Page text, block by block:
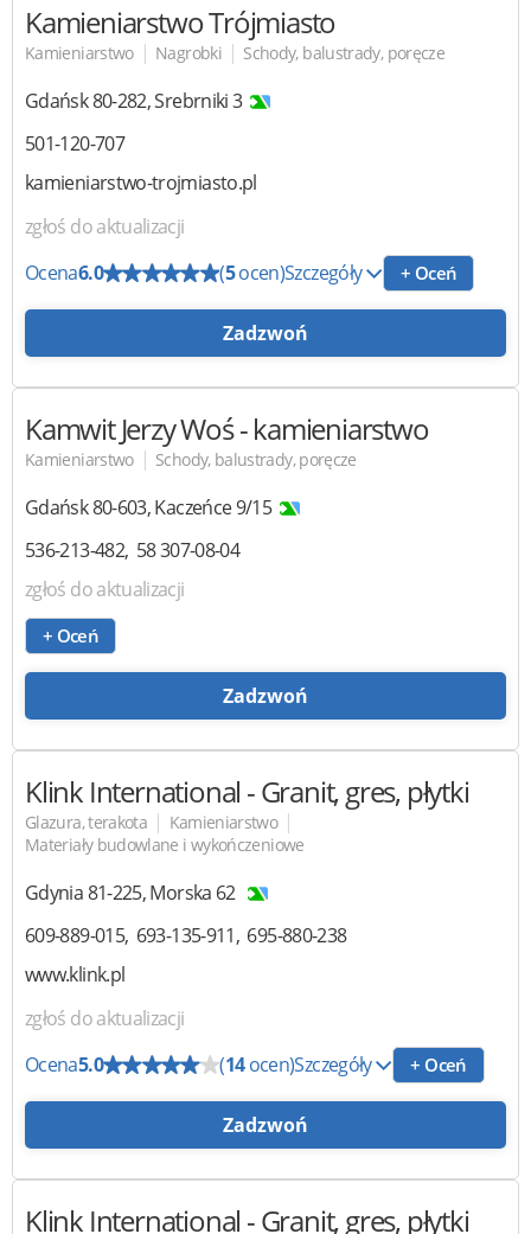
Kamieniarstwo Trójmiasto
Kamieniarstwo | Nagrobki | Schody, balustrady, poręcze
Gdańsk80-282,Srebrniki 3
501-120-707
kamieniarstwo-trojmiasto.pl
zgłoś do aktualizacji
Ocena6.0 (5ocen)Szczegóły + Oceń
Zadzwoń
Kamwit Jerzy Woś- kamieniarstwo
Kamieniarstwo | Schody, balustrady, poręcze
Gdańsk80-603,Kaczeńce 9/15
536-213-482 58 307-08-04
zgłoś do aktualizacji
+ Oceń
Zadzwoń
Klink International - Granit, gres, płytki
Glazura, terakota | Kamieniarstwo |
Materiały budowlane i wykończeniowe
Gdynia81-225,Morska 62
609-889-015 693-135-911 695-880-238
www.klink.pl
zgłoś do aktualizacji
Ocena5.0 (14ocen)Szczegóły + Oceń
Zadzwoń
Klink International - Granit, gres, płytki